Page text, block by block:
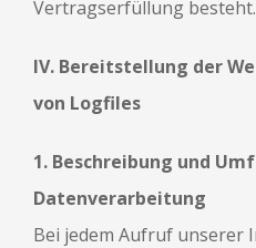
Vertragserfüllung besteht.
IV. Bereitstellung der
von Logfiles
1. Beschreibung und
Datenverarbeitung
Bei jedem Aufruf unserer